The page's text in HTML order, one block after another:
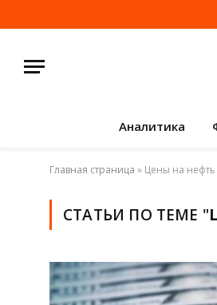
Аналитика
Главная страница » Цены на нефть
СТАТЬИ ПО ТЕМЕ "